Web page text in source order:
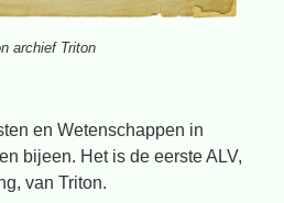
archief Triton
en Wetenschappen in
bijeen. Het is de eerste ALV,
van Triton.